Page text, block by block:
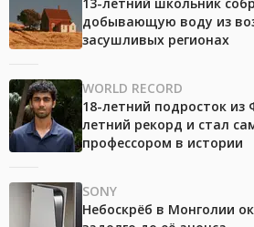
добывающую воду из
засушливых регионах
WORLD RECORD
18-летний подросток
летний рекорд и стал
профессором в истории
SONY
Небоскрёб в Монголии